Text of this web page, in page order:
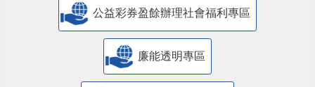
公益彩券盈餘辦理社會福利專區
廉能透明專區